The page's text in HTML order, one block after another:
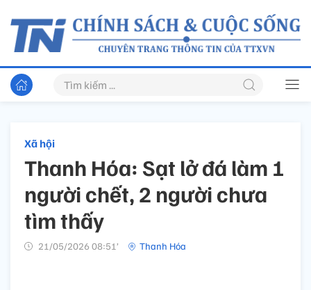
Xã hội
Thanh Hóa: Sạt lở đá làm 1
người chết, 2 người chưa
tìm thấy
21/05/2026 08:51’ Thanh Hóa